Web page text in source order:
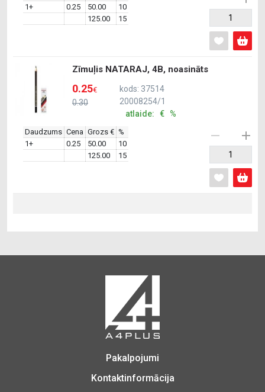
1+
0.25 50.00
10
125.00
15
Zīmuļis NATARAJ, 4B, noasināts
0.30
0.25€
kods: 37514
20008254/1
atlaide: € %
Daudzums Cena Grozs € %
1+
0.25 50.00
10
125.00
15
Pakalpojumi
Kontaktinformācija